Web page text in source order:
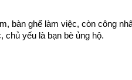
bàn ghế làm việc, còn công
yếu là bạn bè ủng hộ.